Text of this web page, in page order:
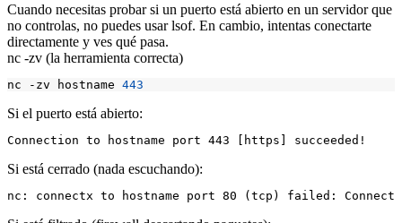
Cuando necesitas probar si un puerto está abierto en un servidor que
no controlas, no puedes usarlsof. En cambio, intentas conectarte
directamente y ves qué pasa.
nc -zv (la herramienta correcta)
nc -zv hostname 443
Si el puerto está abierto:
Si está cerrado (nada escuchando):